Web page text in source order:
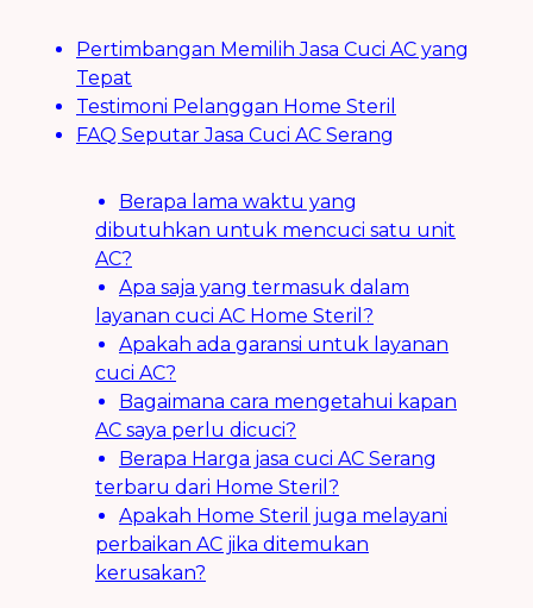
Pertimbangan Memilih Jasa Cuci AC yang
Tepat
Testimoni Pelanggan Home Steril
FAQ Seputar Jasa Cuci AC Serang
Berapa lama waktu yang
dibutuhkan untuk mencuci satu unit
AC?
Apa saja yang termasuk dalam
layanan cuci AC Home Steril?
Apakah ada garansi untuk layanan
cuci AC?
Bagaimana cara mengetahui kapan
AC saya perlu dicuci?
Berapa Harga jasa cuci AC Serang
terbaru dari Home Steril?
Apakah Home Steril juga melayani
perbaikan AC jika ditemukan
kerusakan?